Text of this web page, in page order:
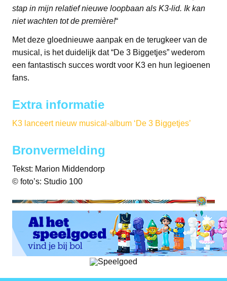
stap in mijn relatief nieuwe loopbaan als K3-lid. Ik kan
niet wachten tot de première!“
Met deze gloednieuwe aanpak en de terugkeer van de
musical, is het duidelijk dat “De 3 Biggetjes” wederom
een fantastisch succes wordt voor K3 en hun legioenen
fans.
Extra informatie
K3 lanceert nieuw musical-album ‘De 3 Biggetjes’
Bronvermelding
Tekst: Marion Middendorp
© foto’s: Studio 100